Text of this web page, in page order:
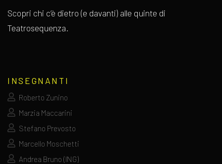
Scopri chi c’è dietro (e davanti) alle quinte di
Teatrosequenza.
INSEGNANTI
Roberto Zunino
Marzia Maccarini
Stefano Prevosto
Marcello Moschetti
Andrea Bruno (ING)